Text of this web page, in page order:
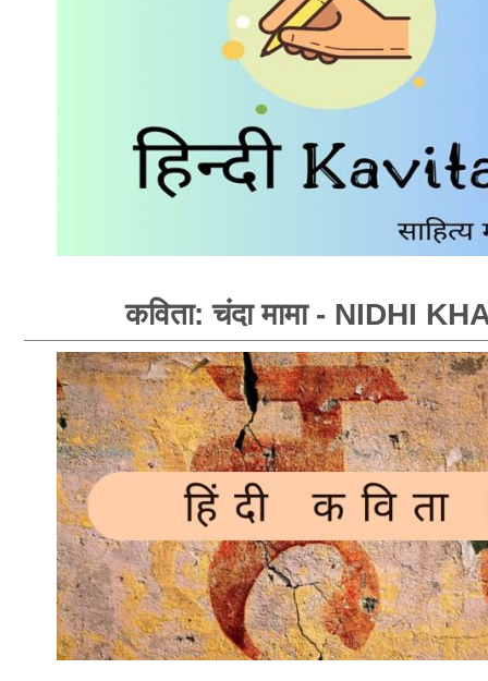
कविता: चंदा मामा - NIDHI